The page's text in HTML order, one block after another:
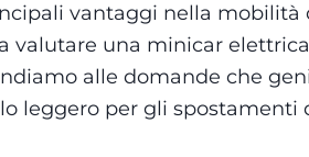
vantaggi nella mobilità
valutare una minicar
alle domande che
leggero per gli spostamenti